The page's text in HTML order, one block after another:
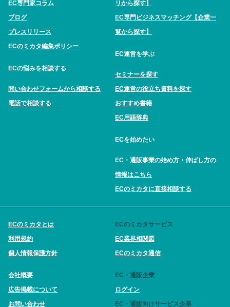
EC専門家コラム
ブログ
プレスリリース
ECのミカタ編集ポリシー
ECの悩みを相談する
問い合わせフォームから相談する
電話で相談する
リから探す】
EC専門ビジネスマッチング【企業一
覧から探す】
EC運営を学ぶ
セミナーを探す
EC運営の役立ち資料を探す
おすすめ書籍
EC用語辞典
ECを始めたい
EC・通販事業の始め方・伸ばし方の
情報はこちら
ECのミカタに直接相談する
ECのミカタとは
利用規約
個人情報保護方針
会社概要
広告掲載について
お問い合わせ
ECのミカタサービス
EC業界相関図
ECのミカタ通信
EC・通販企業
ログイン
EC・通販向けサービス企業